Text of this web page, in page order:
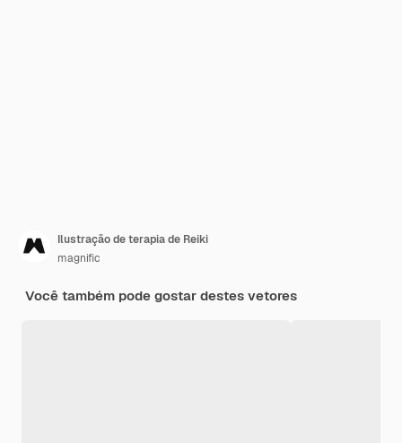
Ilustração de terapia de Reiki
magnific
Você também pode gostar destes vetores